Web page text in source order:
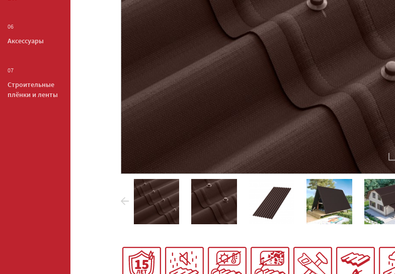
06
Аксессуары
07
Строительные
плёнки и ленты